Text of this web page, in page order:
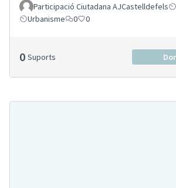
Participació Ciutadana AJCastelldefels
Urbanisme
0 0
0 Suports